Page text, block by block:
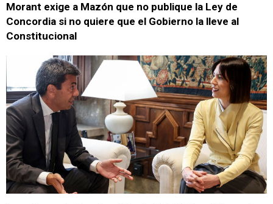
Morant exige a Mazón que no publique la Ley de
Concordia si no quiere que el Gobierno la lleve al
Constitucional